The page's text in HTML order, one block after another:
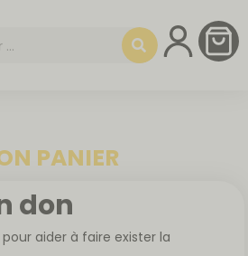
PANIER
don
aider à faire exister la